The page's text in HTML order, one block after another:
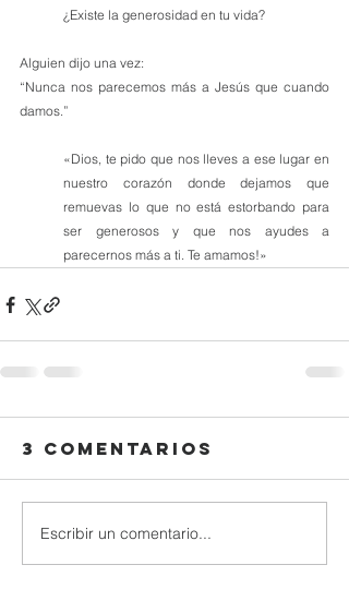
¿Existe la generosidad en tu vida?
Alguien dijo una vez:
“Nunca nos parecemos más a Jesús que cuando
damos.”
«Dios, te pido que nos lleves a ese lugar en
nuestro corazón donde dejamos que
remuevas lo que no está estorbando para
ser generosos y que nos ayudes a
parecernos más a ti. Te amamos!»
3 comentarios
Escribir un comentario...